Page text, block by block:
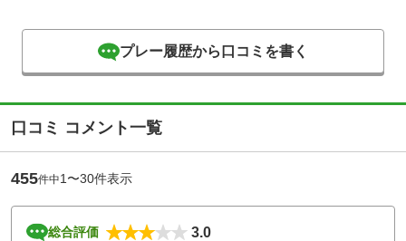
プレー履歴から口コミを書く
口コミ コメント一覧
455件中1〜30件表示
総合評価
3.0